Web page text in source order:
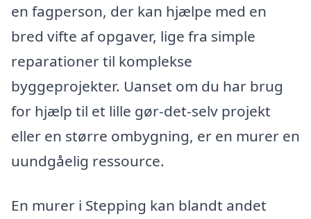
en fagperson, der kan hjælpe med en
bred vifte af opgaver, lige fra simple
reparationer til komplekse
byggeprojekter. Uanset om du har brug
for hjælp til et lille gør-det-selv projekt
eller en større ombygning, er en murer en
uundgåelig ressource.
En murer i Stepping kan blandt andet